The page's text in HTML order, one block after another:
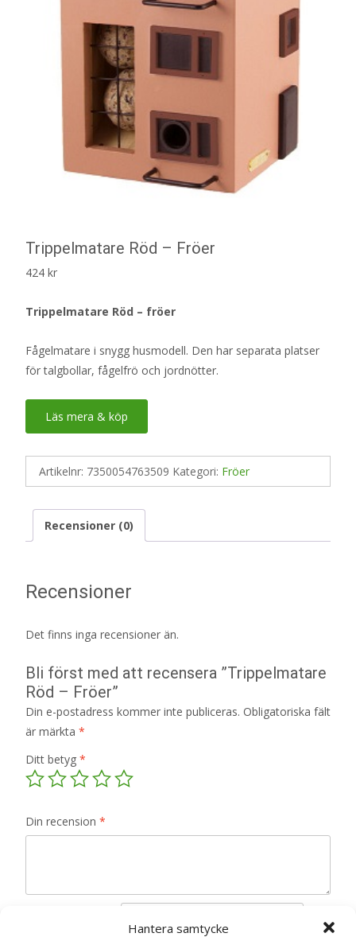
Hantera samtycke
Trippelmatare Röd – Fröer
424 kr
Trippelmatare Röd – fröer
Fågelmatare i snygg husmodell. Den har separata platser
för talgbollar, fågelfrö och jordnötter.
Läs mera & köp
Artikelnr: 7350054763509 Kategori: Fröer
Recensioner (0)
Recensioner
Det finns inga recensioner än.
Bli först med att recensera ”Trippelmatare
Röd – Fröer”
Din e-postadress kommer inte publiceras. Obligatoriska fält
är märkta *
Ditt betyg *
Din recension *